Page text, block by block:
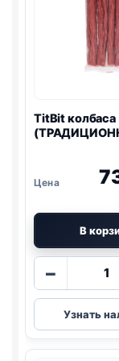
TitBit колбаса
В
−
Узнать